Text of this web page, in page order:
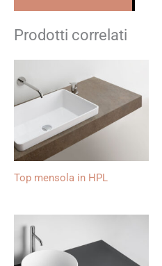
Prodotti correlati
Top mensola in HPL